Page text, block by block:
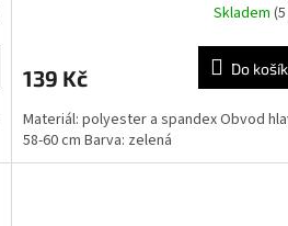
Skladem
139 Kč Do
Materiál: polyester a spandex Obvod
58-60 cm Barva: zelená